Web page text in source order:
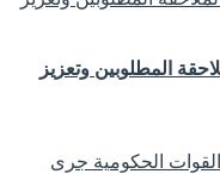
المطلوبين وتعزيز